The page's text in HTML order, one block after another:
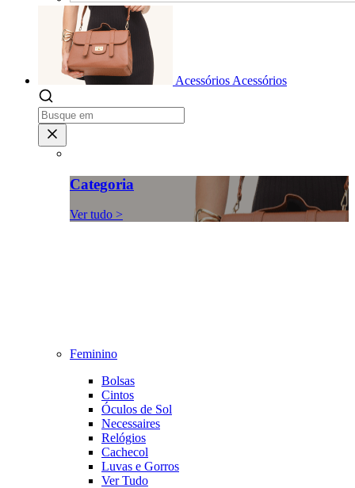
Acessórios Acessórios
Categoria
Ver tudo >
Feminino
Bolsas
Cintos
Óculos de Sol
Necessaires
Relógios
Cachecol
Luvas e Gorros
Ver Tudo